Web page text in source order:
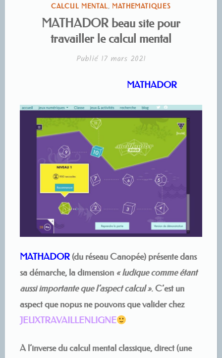
PUBLIÉ
DANS
CALCUL MENTAL, MATHEMATIQUES
MATHADOR beau site pour
travailler le calcul mental
Publié 17 mars 2021
MATHADOR
MATHADOR(du réseau Canopée) présente dans
sa démarche, la dimension « ludique comme étant
aussi importante que l’aspect calcul ». C’est un
aspect que nopus ne pouvons que valider chez
JEUXTRAVAILLENLIGNE
A l’inverse du calcul mental classique, direct (une